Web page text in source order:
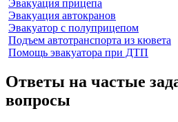
Эвакуация прицепа
Эвакуация автокранов
Эвакуатор с полуприцепом
Подъем автотранспорта из кювета
Помощь эвакуатора при ДТП
Ответы на частые
вопросы